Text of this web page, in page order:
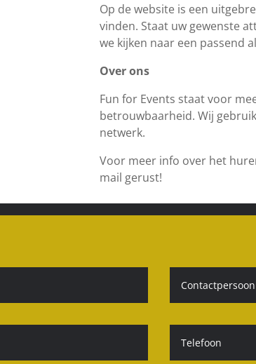
Op de website is een
vinden. Staat uw gewenste
we kijken naar een passend
Over ons
Fun for Events staat voor
betrouwbaarheid. Wij
netwerk.
Voor meer info over het
mail gerust!